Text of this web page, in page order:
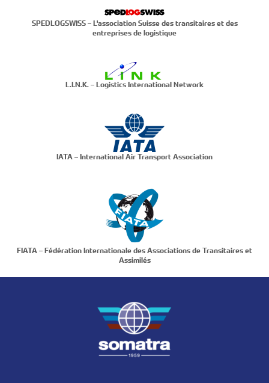
SPEDLOGSWISS – L'association Suisse des transitaires et des
entreprises de logistique
L.I.N.K. – Logistics International Network
IATA – International Air Transport Association
FIATA – Fédération Internationale des Associations de Transitaires et
Assimilés